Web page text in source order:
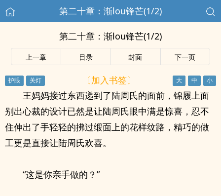
第二十章：渐lou锋芒(1/2)
第二十章：渐lou锋芒(1/2)
上一章 目录 封面 下一页
〔加入书签〕
王妈妈接过东西递到了陆周氏的面前，锦履上面
别出心裁的设计已然是让陆周氏眼中满是惊喜，忍不
住伸出了手轻轻的拂过缎面上的花样纹路，精巧的做
工更是直接让陆周氏欢喜。
“这是你亲手做的？”